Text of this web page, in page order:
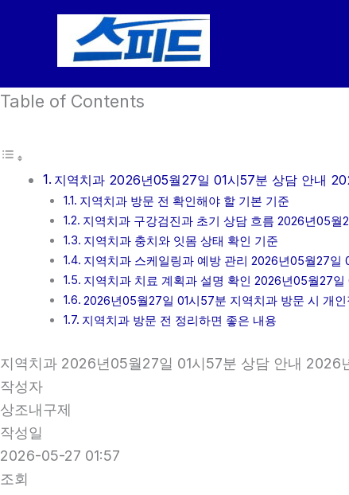
건
뛰
Table of Contents
지역치과 2026년05월27일 01시57분 상담 안내
지역치과 방문 전 확인해야 할 기본 기준
지역치과 구강검진과 초기 상담 흐름 2026년05월
지역치과 충치와 잇몸 상태 확인 기준
지역치과 스케일링과 예방 관리 2026년05월27일
지역치과 치료 계획과 설명 확인 2026년05월27일
2026년05월27일 01시57분 지역치과 방문 시 개
지역치과 방문 전 정리하면 좋은 내용
지역치과 2026년05월27일 01시57분 상담 안내 2026
작성자
상조내구제
작성일
2026-05-27 01:57
조회